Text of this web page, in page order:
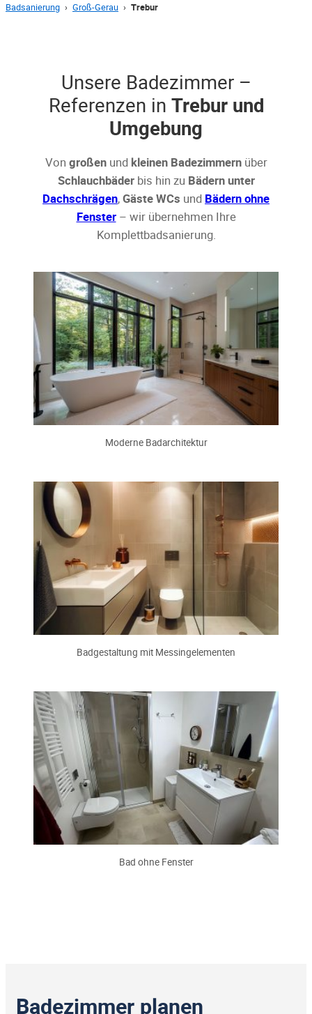
Badsanierung › Groß-Gerau › Trebur
Unsere Badezimmer –
Referenzen in Trebur und
Umgebung
Von großenund kleinen Badezimmernüber
Schlauchbäderbis hin zu Bädern unter
Dachschrägen,Gäste WCs und Bädern ohne
Fenster– wir übernehmen Ihre
Komplettbadsanierung.
Moderne Badarchitektur
Badgestaltung mit Messingelementen
Bad ohne Fenster
Badezimmer planen